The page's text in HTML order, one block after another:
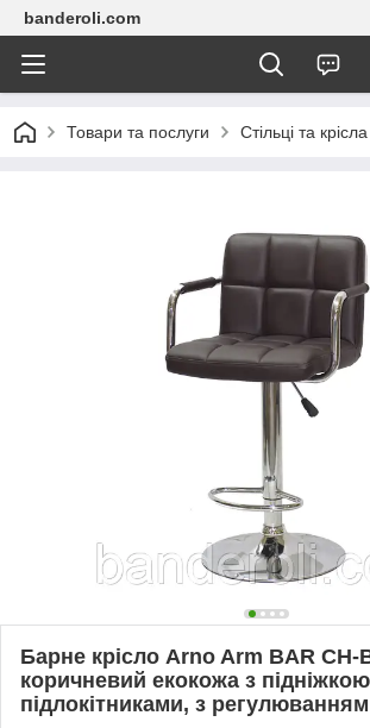
banderoli.com
Товари та послуги Стільці та крісла
Барне крісло Arno Arm BAR CH-
коричневий екокожа з підніжкою
підлокітниками, з